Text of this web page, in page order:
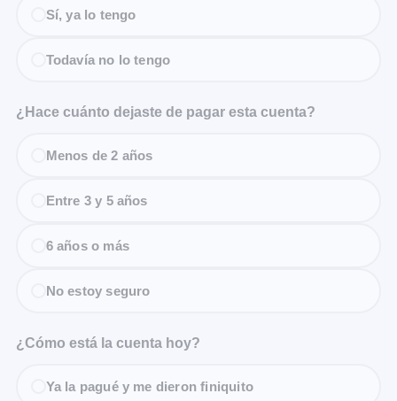
Sí, ya lo tengo
Todavía no lo tengo
¿Hace cuánto dejaste de pagar esta cuenta?
Menos de 2 años
Entre 3 y 5 años
6 años o más
No estoy seguro
¿Cómo está la cuenta hoy?
Ya la pagué y me dieron finiquito